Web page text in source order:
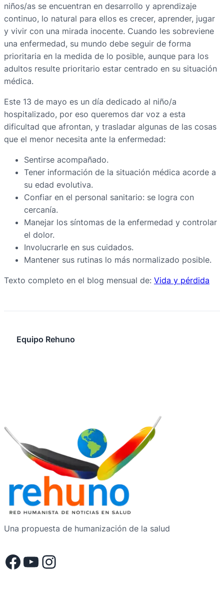
niños/as se encuentran en desarrollo y aprendizaje
continuo, lo natural para ellos es crecer, aprender, jugar
y vivir con una mirada inocente. Cuando les sobreviene
una enfermedad, su mundo debe seguir de forma
prioritaria en la medida de lo posible, aunque para los
adultos resulte prioritario estar centrado en su situación
médica.
Este 13 de mayo es un día dedicado al niño/a
hospitalizado, por eso queremos dar voz a esta
dificultad que afrontan, y trasladar algunas de las cosas
que el menor necesita ante la enfermedad:
Sentirse acompañado.
Tener información de la situación médica acorde a
su edad evolutiva.
Confiar en el personal sanitario: se logra con
cercanía.
Manejar los síntomas de la enfermedad y controlar
el dolor.
Involucrarle en sus cuidados.
Mantener sus rutinas lo más normalizado posible.
Texto completo en el blog mensual de: Vida y pérdida
Equipo Rehuno
Una propuesta de humanización de la salud
Facebook YouTube Instagram